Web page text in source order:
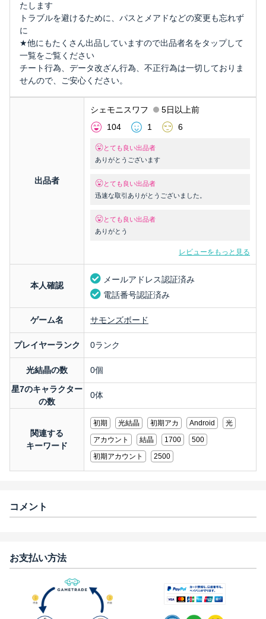
たします
トラブルを避けるために、パスとメアドなどの変更も忘れず
に
★他にもたくさん出品していますので出品者名をタップして
一覧をご覧ください
チート行為、データ改ざん行為、不正行為は一切しておりま
せんので、ご安心ください。
出品者
シェモニスワフ
5日以上前
104
1 6
とても良い出品者
ありがとうございます
とても良い出品者
迅速な取引ありがとうございました。
とても良い出品者
ありがとう
レビューをもっと見る
本人確認
メールアドレス認証済み
電話番号認証済み
ゲーム名 サモンズボード
プレイヤーランク 0ランク
光結晶の数
0個
星7のキャラクター
の数
0体
関連する
キーワード
初期 光結晶 初期アカ Android
光
アカウント
結晶 1700
500
初期アカウント
2500
コメント
お支払い方法